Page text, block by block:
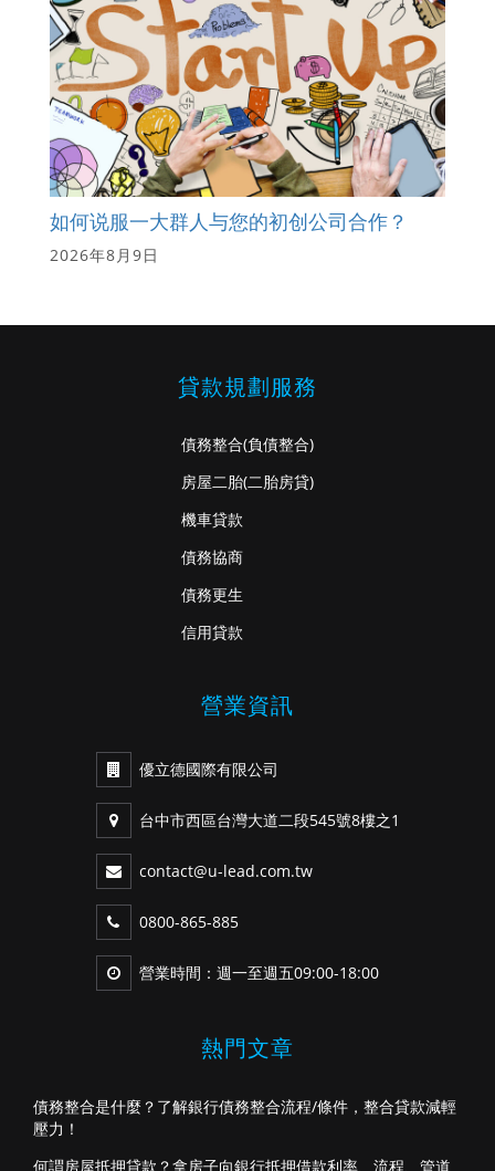
如何说服一大群人与您的初创公司合作？
2026年8月9日
貸款規劃服務
債務整合(負債整合)
房屋二胎(二胎房貸)
機車貸款
債務協商
債務更生
信用貸款
營業資訊
優立德國際有限公司
台中市西區台灣大道二段545號8樓之1
contact@u-lead.com.tw
0800-865-885
營業時間：週一至週五09:00-18:00
熱門文章
債務整合是什麼？了解銀行債務整合流程/條件，整合貸款減輕
壓力！
何謂房屋抵押貸款？拿房子向銀行抵押借款利率、流程、管道